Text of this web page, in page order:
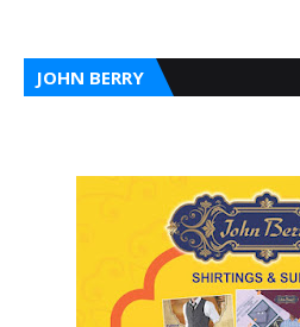
JOHN BERRY